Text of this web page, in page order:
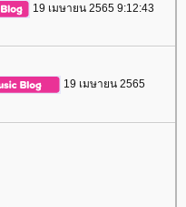
19 เมษายน 2565 9:12:43
19 เมษายน 2565